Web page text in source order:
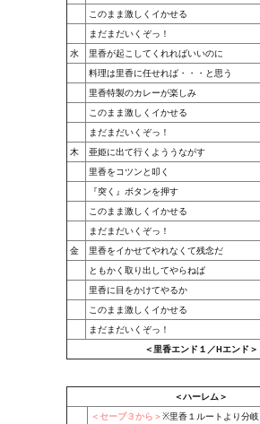
GTA 5
Kingdoms of Amalur: Reckoning
Mass Effect Andromeda
Neverwinter Nights 1
Sacred Ice & Blood
Sims 3
Sims 4
Star Wars Jedi Knight: Dark Force II
Star Wars Knights of the Old Republic 1
Star Wars Knights of the Old Republic 2
Titan Quest Immortal Throne
このまま激しくイかせる
まだまだいくぞっ！
水
里香が起こしてくれればいいのに
料理は里香に任せれば・・・と思う
里香特製のカレーが楽しみ
このまま激しくイかせる
まだまだいくぞっ！
木
亜姫に出て行くよううながす
里香をコツンと叩く
『突く』ボタンを押す
このまま激しくイかせる
まだまだいくぞっ！
金
里香をイかせてやれなくて残念だ
ともかく取り出してやらねば
里香に目をかけてやるか
このまま激しくイかせる
まだまだいくぞっ！
＜里香エンド１／Hエンド＞
＜ハーレム＞
＜セーブ３から＞※里香１ルートより分岐